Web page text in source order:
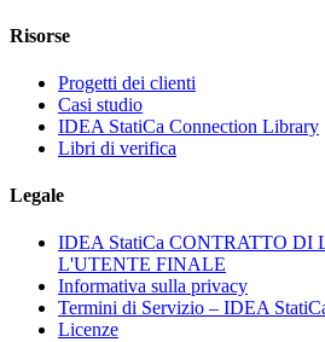
Risorse
Progetti dei clienti
Casi studio
IDEA StatiCa Connection Library
Libri di verifica
Legale
IDEA StatiCa CONTRATTO DI
L'UTENTE FINALE
Informativa sulla privacy
Termini di Servizio – IDEA
Licenze